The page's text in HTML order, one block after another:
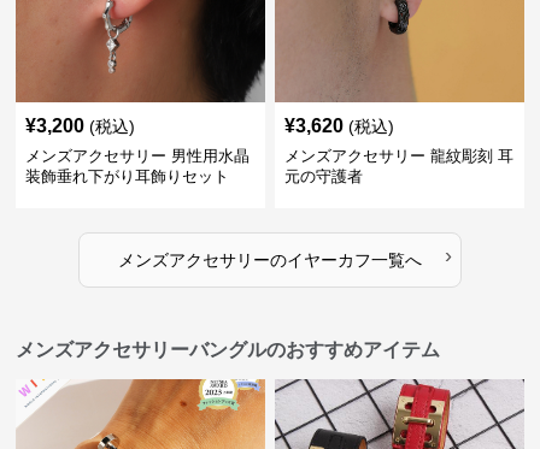
¥3,200 (税込)
メンズアクセサリー 男性用水晶
装飾垂れ下がり耳飾りセット
¥3,620 (税込)
メンズアクセサリー 龍紋彫刻 耳
元の守護者
メンズアクセサリーのイヤーカフ一覧へ ›
メンズアクセサリーバングルのおすすめアイテム